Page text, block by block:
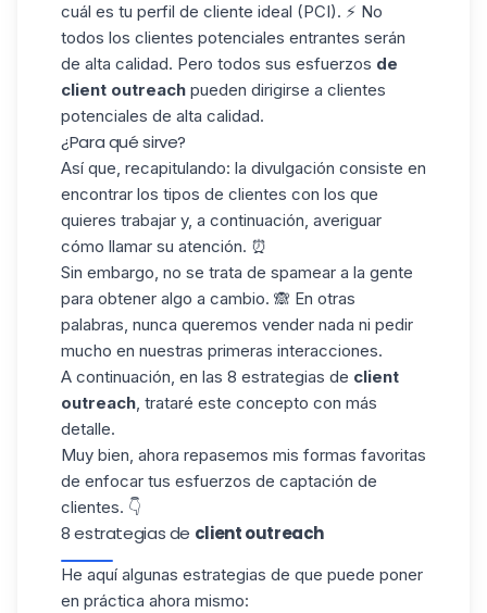
cuál es tu perfil de cliente ideal (PCI). ⚡ No
todos los clientes potenciales entrantes serán
de alta calidad. Pero todos sus esfuerzos de
client outreach pueden dirigirse a clientes
potenciales de alta calidad.
¿Para qué sirve?
Así que, recapitulando: la divulgación consiste en
encontrar los tipos de clientes con los que
quieres trabajar y, a continuación, averiguar
cómo llamar su atención. ⏰
Sin embargo, no se trata de spamear a la gente
para obtener algo a cambio. 🙈 En otras
palabras, nunca queremos vender nada ni pedir
mucho en nuestras primeras interacciones.
A continuación, en las 8 estrategias de client
outreach, trataré este concepto con más
detalle.
Muy bien, ahora repasemos mis formas favoritas
de enfocar tus esfuerzos de captación de
clientes. 👇
8 estrategias de client outreach
He aquí algunas estrategias de que puede poner
en práctica ahora mismo: